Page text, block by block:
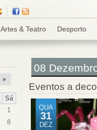
Artes & Teatro Desporto
»
Sá
1
8
08
Eventos a
QUA
31
DEZ